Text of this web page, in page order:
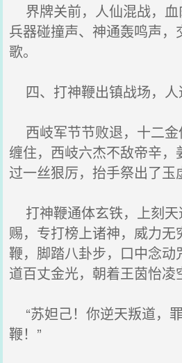
界牌关前，人仙混战，血
兵器碰撞声、神通轰鸣声
歌。
四、打神鞭出镇战场，人
西岐军节节败退，十二金
缠住，西岐六杰不敌帝辛
过一丝狠厉，抬手祭出了
打神鞭通体玄铁，上刻天
赐，专打榜上诸神，威力
鞭，脚踏八卦步，口中念
道百丈金光，朝着王茵怡凌
“苏妲己！你逆天叛道，
鞭！”